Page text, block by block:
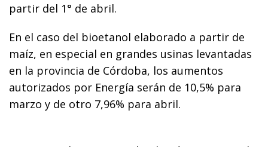
partir del 1° de abril.
En el caso del bioetanol elaborado a partir de
maíz, en especial en grandes usinas levantadas
en la provincia de Córdoba, los aumentos
autorizados por Energía serán de 10,5% para
marzo y de otro 7,96% para abril.